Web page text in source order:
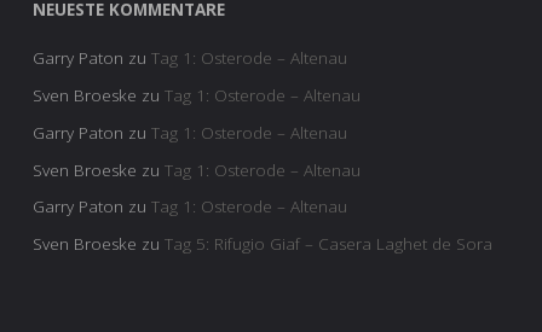
NEUESTE KOMMENTARE
Garry Paton zu Tag 1: Osterode – Altenau
Sven Broeske zu Tag 1: Osterode – Altenau
Garry Paton zu Tag 1: Osterode – Altenau
Sven Broeske zu Tag 1: Osterode – Altenau
Garry Paton zu Tag 1: Osterode – Altenau
Sven Broeske zu Tag 5: Rifugio Giaf – Casera Laghet de Sora